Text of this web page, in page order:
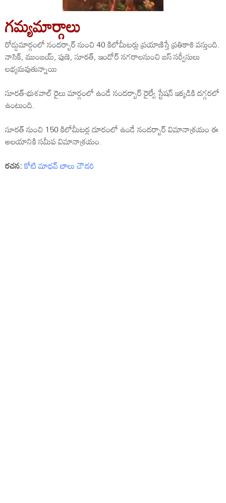
గమ్యమార్గాలు
రోడ్డుమార్గంలో నందర్బార్ నుంచి 40 కిలోమీటర్లు ప్రయాణిస్తే ప్రతికాశి వస్తుంది.
నాసిక్, ముంబయ్, పుణె, సూరత్, ఇండోర్ నగరాలనుంచి బస్ సర్వీసులు
లభ్యమవుతున్నాయి
సూరత్-భుశవాల్ రైలు మార్గంలో ఉండే నందర్బార్ రైల్వే స్టేషన్ ఇక్కడికి దగ్గరలో
ఉంటుంది.
సూరత్ నుంచి 150 కిలోమీటర్ల దూరంలో ఉండే నందర్బార్ విమానాశ్రయం ఈ
అలయానికి సమీప విమానాశ్రయం.
రచన:కోటి మాధవ్ బాలు చౌదరి